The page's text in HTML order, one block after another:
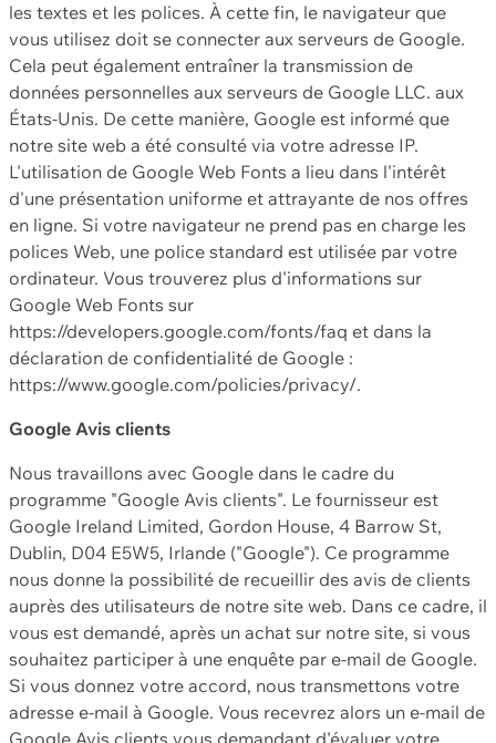
les textes et les polices. À cette fin, le navigateur que
vous utilisez doit se connecter aux serveurs de Google.
Cela peut également entraîner la transmission de
données personnelles aux serveurs de Google LLC. aux
États-Unis. De cette manière, Google est informé que
notre site web a été consulté via votre adresse IP.
L'utilisation de Google Web Fonts a lieu dans l'intérêt
d'une présentation uniforme et attrayante de nos offres
en ligne. Si votre navigateur ne prend pas en charge les
polices Web, une police standard est utilisée par votre
ordinateur. Vous trouverez plus d'informations sur
Google Web Fonts sur
https://developers.google.com/fonts/faq et dans la
déclaration de confidentialité de Google :
https://www.google.com/policies/privacy/.
Google Avis clients
Nous travaillons avec Google dans le cadre du
programme "Google Avis clients". Le fournisseur est
Google Ireland Limited, Gordon House, 4 Barrow St,
Dublin, D04 E5W5, Irlande ("Google"). Ce programme
nous donne la possibilité de recueillir des avis de clients
auprès des utilisateurs de notre site web. Dans ce cadre, il
vous est demandé, après un achat sur notre site, si vous
souhaitez participer à une enquête par e-mail de Google.
Si vous donnez votre accord, nous transmettons votre
adresse e-mail à Google. Vous recevrez alors un e-mail de